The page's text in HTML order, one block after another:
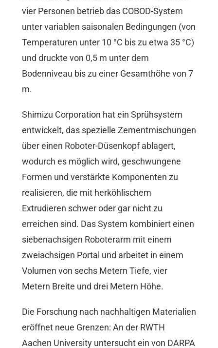
vier Personen betrieb das COBOD-System
unter variablen saisonalen Bedingungen (von
Temperaturen unter 10 °C bis zu etwa 35 °C)
und druckte von 0,5 m unter dem
Bodenniveau bis zu einer Gesamthöhe von 7
m.
Shimizu Corporation hat ein Sprühsystem
entwickelt, das spezielle Zementmischungen
über einen Roboter-Düsenkopf ablagert,
wodurch es möglich wird, geschwungene
Formen und verstärkte Komponenten zu
realisieren, die mit herköhlischem
Extrudieren schwer oder gar nicht zu
erreichen sind. Das System kombiniert einen
siebenachsigen Roboterarm mit einem
zweiachsigen Portal und arbeitet in einem
Volumen von sechs Metern Tiefe, vier
Metern Breite und drei Metern Höhe.
Die Forschung nach nachhaltigen Materialien
eröffnet neue Grenzen: An der RWTH
Aachen University untersucht ein von DARPA